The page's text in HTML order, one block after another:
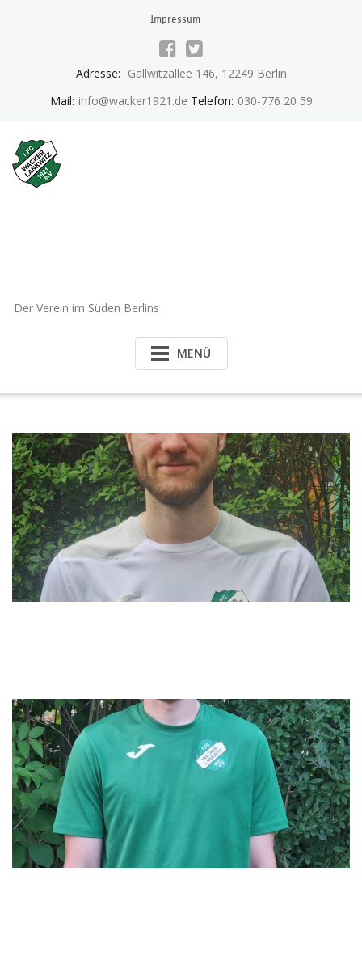
Impressum
Adresse: Gallwitzallee 146, 12249 Berlin
Mail: info@wacker1921.de Telefon: 030-776 20 59
Der Verein im Süden Berlins
MENÜ